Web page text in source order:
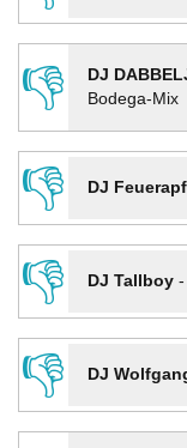
👎
DJ
Bodega-Mix
👎
DJ
👎
DJ Tallboy-
👎
DJ